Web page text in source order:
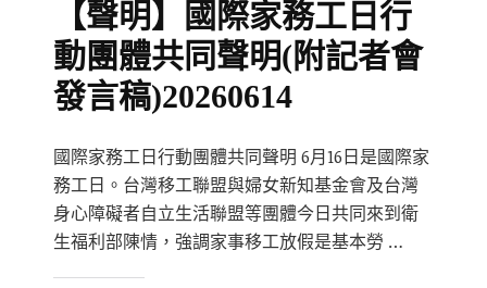
【聲明】國際家務工日行
動團體共同聲明(附記者會
發言稿)20260614
國際家務工日行動團體共同聲明 6月16日是國際家
務工日。台灣移工聯盟與婦女新知基金會及台灣
身心障礙者自立生活聯盟等團體今日共同來到衛
生福利部陳情，強調家事移工放假是基本勞 …